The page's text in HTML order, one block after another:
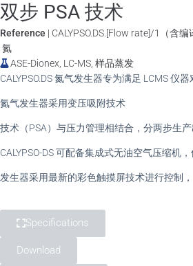
双步 PSA 技术
Reference | CALYPSO.DS.[Flow rate]/1（含编
氮
ASE-Dionex, LC-MS, 样品蒸发
CALYPSO.DS 氮气发生器专为满足 LCMS 仪
氮气发生器采用变压吸附技术
技术（PSA）与压力管理相结合，分两步生
CALYPSO-DS 可配备集成式无油空气压缩机，
发生器采用最新的彩色触摸屏技术进行控制
Specifications
Download